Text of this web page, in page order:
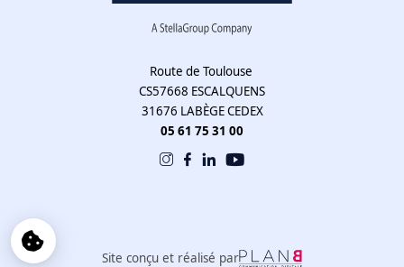
Route de Toulouse
CS57668 ESCALQUENS
31676 LABÈGE CEDEX
05 61 75 31 00
Site conçu et réalisé par